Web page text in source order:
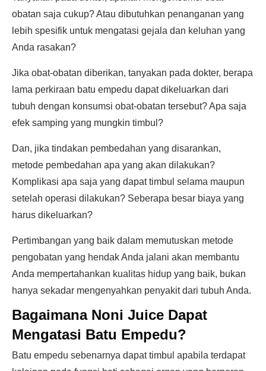
obatan saja cukup? Atau dibutuhkan penanganan yang
lebih spesifik untuk mengatasi gejala dan keluhan yang
Anda rasakan?
Jika obat-obatan diberikan, tanyakan pada dokter, berapa
lama perkiraan batu empedu dapat dikeluarkan dari
tubuh dengan konsumsi obat-obatan tersebut? Apa saja
efek samping yang mungkin timbul?
Dan, jika tindakan pembedahan yang disarankan,
metode pembedahan apa yang akan dilakukan?
Komplikasi apa saja yang dapat timbul selama maupun
setelah operasi dilakukan? Seberapa besar biaya yang
harus dikeluarkan?
Pertimbangan yang baik dalam memutuskan metode
pengobatan yang hendak Anda jalani akan membantu
Anda mempertahankan kualitas hidup yang baik, bukan
hanya sekadar mengenyahkan penyakit dari tubuh Anda.
Bagaimana Noni Juice Dapat
Mengatasi Batu Empedu?
Batu empedu sebenarnya dapat timbul apabila terdapat